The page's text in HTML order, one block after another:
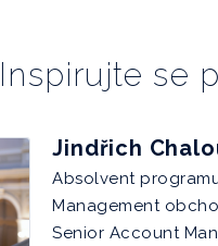
Inspirujte se
Jindřich
Absolvent
Management
Senior Account